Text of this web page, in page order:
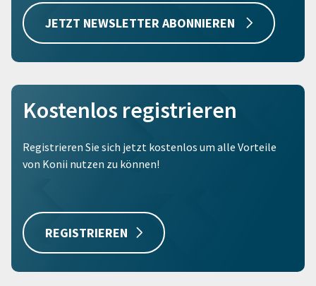
JETZT NEWSLETTER ABONNIEREN
Kostenlos registrieren
Registrieren Sie sich jetzt kostenlos um alle Vorteile
von Konii nutzen zu können!
REGISTRIEREN